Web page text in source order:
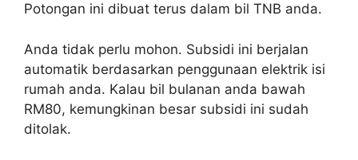
Potongan ini dibuat terus dalam bil TNB anda.
Anda tidak perlu mohon. Subsidi ini berjalan
automatik berdasarkan penggunaan elektrik isi
rumah anda. Kalau bil bulanan anda bawah
RM80, kemungkinan besar subsidi ini sudah
ditolak.